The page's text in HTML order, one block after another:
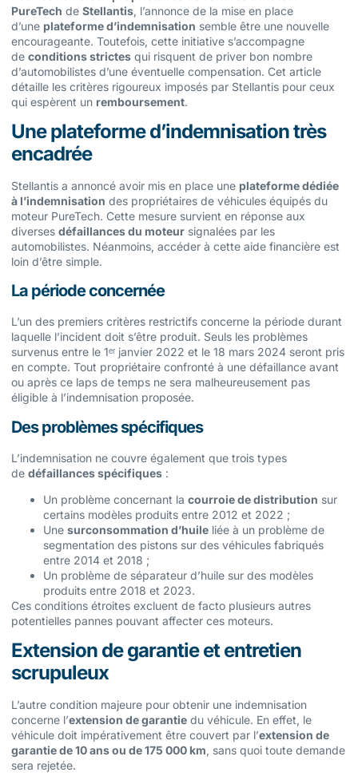
PureTech de Stellantis, l’annonce de la mise en place
d’une plateforme d’indemnisation semble être une nouvelle
encourageante. Toutefois, cette initiative s’accompagne
de conditions strictes qui risquent de priver bon nombre
d’automobilistes d’une éventuelle compensation. Cet article
détaille les critères rigoureux imposés par Stellantis pour ceux
qui espèrent un remboursement.
Une plateforme d’indemnisation très
encadrée
Stellantis a annoncé avoir mis en place une plateforme dédiée
à l’indemnisation des propriétaires de véhicules équipés du
moteur PureTech. Cette mesure survient en réponse aux
diverses défaillances du moteur signalées par les
automobilistes. Néanmoins, accéder à cette aide financière est
loin d’être simple.
La période concernée
L’un des premiers critères restrictifs concerne la période durant
laquelle l’incident doit s’être produit. Seuls les problèmes
survenus entre le 1ᵉʳ janvier 2022 et le 18 mars 2024 seront pris
en compte. Tout propriétaire confronté à une défaillance avant
ou après ce laps de temps ne sera malheureusement pas
éligible à l’indemnisation proposée.
Des problèmes spécifiques
L’indemnisation ne couvre également que trois types
de défaillances spécifiques :
Un problème concernant la courroie de distribution sur
certains modèles produits entre 2012 et 2022 ;
Une surconsommation d’huile liée à un problème de
segmentation des pistons sur des véhicules fabriqués
entre 2014 et 2018 ;
Un problème de séparateur d’huile sur des modèles
produits entre 2018 et 2023.
Ces conditions étroites excluent de facto plusieurs autres
potentielles pannes pouvant affecter ces moteurs.
Extension de garantie et entretien
scrupuleux
L’autre condition majeure pour obtenir une indemnisation
concerne l’extension de garantie du véhicule. En effet, le
véhicule doit impérativement être couvert par l’extension de
garantie de 10 ans ou de 175 000 km, sans quoi toute demande
sera rejetée.